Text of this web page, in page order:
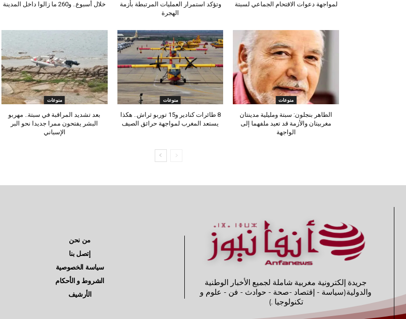
لمواجهة دعوات الاقتحام الجماعي لسبتة
وتؤكد استمرار العمليات المرتبطة بأزمة
الهجرة
خلال أسبوع.. و260 ما زالوا داخل المدينة
منوعات
الطاهر بنجلون: سبتة ومليلية مدينتان
مغربيتان والأزمة قد تعيد ملفهما إلى
الواجهة
منوعات
8 طائرات كنادير و15 توربو ثراش.. هكذا
يستعد المغرب لمواجهة حرائق الصيف
منوعات
بعد تشديد المراقبة في سبتة.. مهربو
البشر يفتحون ممرا جديدا نحو البر
الإسباني
جريدة إلكترونية مغربية شاملة لجميع الأخبار الوطنية
والدولية(سياسة - إقتصاد -صحة - حوادث - فن - علوم و
تكنولوجيا .)
من نحن
إتصل بنا
سياسة الخصوصية
الشروط و الأحكام
الأرشيف